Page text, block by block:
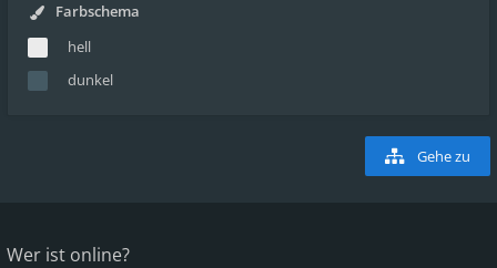
Farbschema
hell
dunkel
Gehe zu
Wer ist online?